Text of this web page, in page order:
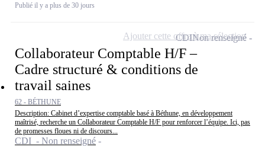
Publié il y a plus de 30 jours
Collaborateur Comptable H/F –
Cadre structuré & conditions de
travail saines
62 - BÉTHUNE
Description: Cabinet d’expertise comptable basé à Béthune, en développement
maîtrisé, recherche un Collaborateur Comptable H/F pour renforcer l’équipe. Ici, pas
de promesses floues ni de discours...
CDI - Non renseigné
CDINon renseigné
Ajouter cette offre à ma sélection